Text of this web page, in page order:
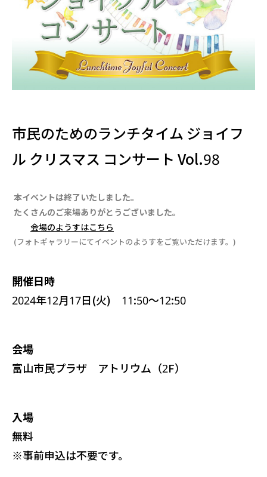
市民のためのランチタイム ジョイフ
ル クリスマス コンサート Vol.98
本イベントは終了いたしました。
たくさんのご来場ありがとうございました。
会場のようすはこちら
(フォトギャラリーにてイベントのようすをご覧いただけます。)
開催日時
2024年12月17日(火) 11:50～12:50
会場
富山市民プラザ アトリウム（2F）
入場
無料
※事前申込は不要です。